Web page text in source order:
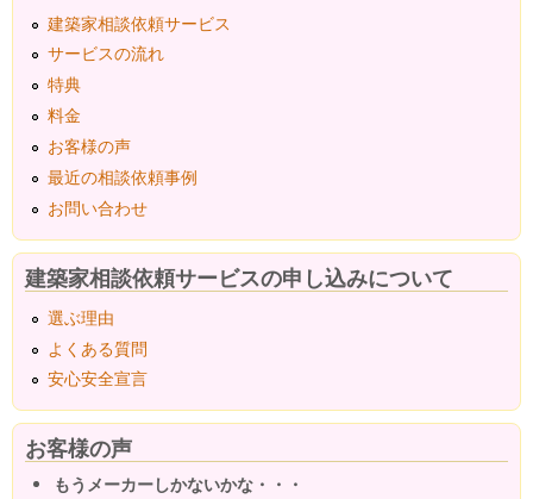
建築家相談依頼サービス
サービスの流れ
特典
料金
お客様の声
最近の相談依頼事例
お問い合わせ
建築家相談依頼サービスの申し込みについて
選ぶ理由
よくある質問
安心安全宣言
お客様の声
もうメーカーしかないかな・・・